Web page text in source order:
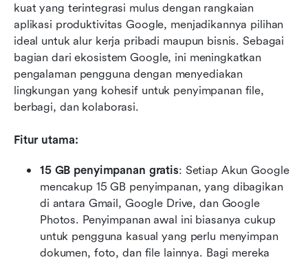
kuat yang terintegrasi mulus dengan rangkaian
aplikasi produktivitas Google, menjadikannya pilihan
ideal untuk alur kerja pribadi maupun bisnis. Sebagai
bagian dari ekosistem Google, ini meningkatkan
pengalaman pengguna dengan menyediakan
lingkungan yang kohesif untuk penyimpanan file,
berbagi, dan kolaborasi.
Fitur utama:
15 GB penyimpanan gratis: Setiap Akun Google
mencakup 15 GB penyimpanan, yang dibagikan
di antara Gmail, Google Drive, dan Google
Photos. Penyimpanan awal ini biasanya cukup
untuk pengguna kasual yang perlu menyimpan
dokumen, foto, dan file lainnya. Bagi mereka